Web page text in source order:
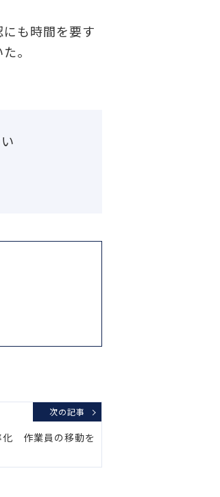
も時間を要す
。
次の記事
化 作業員の移動を